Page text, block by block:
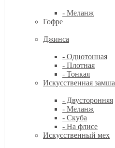
- Меланж
Гофре
Джинса
- Однотонная
- Плотная
- Тонкая
Искусственная замша
- Двусторонняя
- Меланж
- Скуба
- На флисе
Искусственный мех